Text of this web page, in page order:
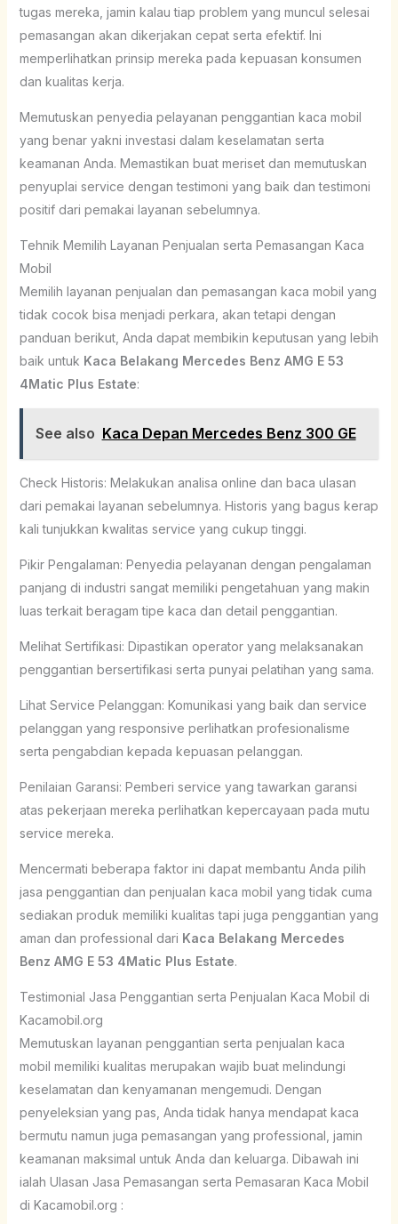
tugas mereka, jamin kalau tiap problem yang muncul selesai
pemasangan akan dikerjakan cepat serta efektif. Ini
memperlihatkan prinsip mereka pada kepuasan konsumen
dan kualitas kerja.
Memutuskan penyedia pelayanan penggantian kaca mobil
yang benar yakni investasi dalam keselamatan serta
keamanan Anda. Memastikan buat meriset dan memutuskan
penyuplai service dengan testimoni yang baik dan testimoni
positif dari pemakai layanan sebelumnya.
Tehnik Memilih Layanan Penjualan serta Pemasangan Kaca
Mobil
Memilih layanan penjualan dan pemasangan kaca mobil yang
tidak cocok bisa menjadi perkara, akan tetapi dengan
panduan berikut, Anda dapat membikin keputusan yang lebih
baik untuk Kaca Belakang Mercedes Benz AMG E 53
4Matic Plus Estate:
See also Kaca Depan Mercedes Benz 300 GE
Check Historis: Melakukan analisa online dan baca ulasan
dari pemakai layanan sebelumnya. Historis yang bagus kerap
kali tunjukkan kwalitas service yang cukup tinggi.
Pikir Pengalaman: Penyedia pelayanan dengan pengalaman
panjang di industri sangat memiliki pengetahuan yang makin
luas terkait beragam tipe kaca dan detail penggantian.
Melihat Sertifikasi: Dipastikan operator yang melaksanakan
penggantian bersertifikasi serta punyai pelatihan yang sama.
Lihat Service Pelanggan: Komunikasi yang baik dan service
pelanggan yang responsive perlihatkan profesionalisme
serta pengabdian kepada kepuasan pelanggan.
Penilaian Garansi: Pemberi service yang tawarkan garansi
atas pekerjaan mereka perlihatkan kepercayaan pada mutu
service mereka.
Mencermati beberapa faktor ini dapat membantu Anda pilih
jasa penggantian dan penjualan kaca mobil yang tidak cuma
sediakan produk memiliki kualitas tapi juga penggantian yang
aman dan professional dari Kaca Belakang Mercedes
Benz AMG E 53 4Matic Plus Estate.
Testimonial Jasa Penggantian serta Penjualan Kaca Mobil di
Kacamobil.org
Memutuskan layanan penggantian serta penjualan kaca
mobil memiliki kualitas merupakan wajib buat melindungi
keselamatan dan kenyamanan mengemudi. Dengan
penyeleksian yang pas, Anda tidak hanya mendapat kaca
bermutu namun juga pemasangan yang professional, jamin
keamanan maksimal untuk Anda dan keluarga. Dibawah ini
ialah Ulasan Jasa Pemasangan serta Pemasaran Kaca Mobil
di Kacamobil.org :